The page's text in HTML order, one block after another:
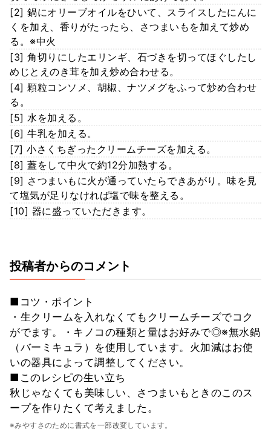
[2] 鍋にオリーブオイルをひいて、スライスしたにんに
くを加え、香りがたったら、さつまいもを加えて炒め
る。※中火
[3] 角切りにしたエリンギ、石づきを切ってほぐしたし
めじとえのき茸を加え炒め合わせる。
[4] 顆粒コンソメ、胡椒、ナツメグをふって炒め合わせ
る。
[5] 水を加える。
[6] 牛乳を加える。
[7] 小さくちぎったクリームチーズを加える。
[8] 蓋をして中火で約12分加熱する。
[9] さつまいもに火が通っていたらできあがり。味を見
て塩気が足りなければ塩で味を整える。
[10] 器に盛っていただきます。
投稿者からのコメント
■コツ・ポイント
・生クリームを入れなくてもクリームチーズでコク
がでます。・キノコの種類と量はお好みで◎※無水鍋
（バーミキュラ）を使用しています。火加減はお使
いの器具によって調整してください。
■このレシピの生い立ち
秋じゃなくても美味しい、さつまいもときのこのス
ープを作りたくて考えました。
※みやすさのために書式を一部改変しています。